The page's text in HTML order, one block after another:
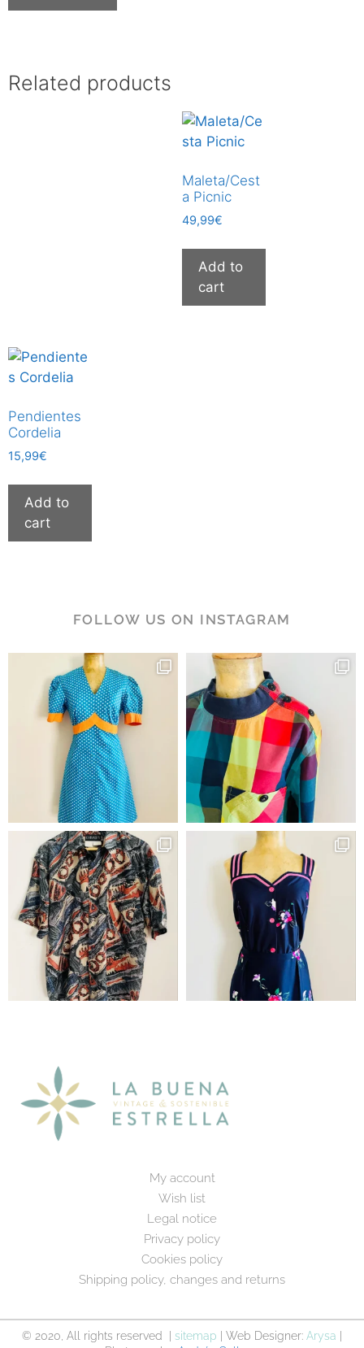
Related products
Maleta/Cest
a Picnic
49,99€
Add to
cart
Pendientes
Cordelia
15,99€
Add to
cart
FOLLOW US ON INSTAGRAM
My account
Wish list
Legal notice
Privacy policy
Cookies policy
Shipping policy, changes and returns
© 2020, All rights reserved | sitemap | Web Designer: Arysa